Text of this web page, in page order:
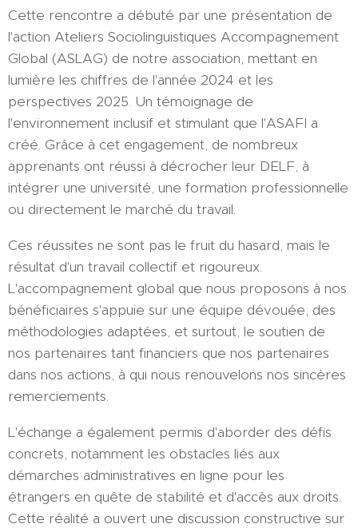
Cette rencontre a débuté par une présentation de
l'action Ateliers Sociolinguistiques Accompagnement
Global (ASLAG) de notre association, mettant en
lumière les chiffres de l'année 2024 et les
perspectives 2025. Un témoignage de
l'environnement inclusif et stimulant que l'ASAFI a
créé. Grâce à cet engagement, de nombreux
apprenants ont réussi à décrocher leur DELF, à
intégrer une université, une formation professionnelle
ou directement le marché du travail.
Ces réussites ne sont pas le fruit du hasard, mais le
résultat d'un travail collectif et rigoureux.
L'accompagnement global que nous proposons à nos
bénéficiaires s'appuie sur une équipe dévouée, des
méthodologies adaptées, et surtout, le soutien de
nos partenaires tant financiers que nos partenaires
dans nos actions, à qui nous renouvelons nos sincères
remerciements.
L'échange a également permis d'aborder des défis
concrets, notamment les obstacles liés aux
démarches administratives en ligne pour les
étrangers en quête de stabilité et d'accès aux droits.
Cette réalité a ouvert une discussion constructive sur